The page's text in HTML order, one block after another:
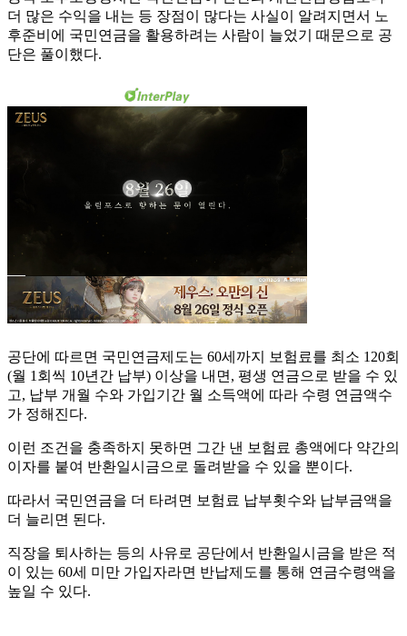
더 많은 수익을 내는 등 장점이 많다는 사실이 알려지면서 노
후준비에 국민연금을 활용하려는 사람이 늘었기 때문으로 공
단은 풀이했다.
공단에 따르면 국민연금제도는 60세까지 보험료를 최소 120회
(월 1회씩 10년간 납부) 이상을 내면, 평생 연금으로 받을 수 있
고, 납부 개월 수와 가입기간 월 소득액에 따라 수령 연금액수
가 정해진다.
이런 조건을 충족하지 못하면 그간 낸 보험료 총액에다 약간의
이자를 붙여 반환일시금으로 돌려받을 수 있을 뿐이다.
따라서 국민연금을 더 타려면 보험료 납부횟수와 납부금액을
더 늘리면 된다.
직장을 퇴사하는 등의 사유로 공단에서 반환일시금을 받은 적
이 있는 60세 미만 가입자라면 반납제도를 통해 연금수령액을
높일 수 있다.